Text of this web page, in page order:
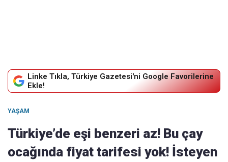
Linke Tıkla, Türkiye Gazetesi'ni Google Favorilerine
Ekle!
YAŞAM
Türkiye’de eşi benzeri az! Bu çay
ocağında fiyat tarifesi yok! İsteyen